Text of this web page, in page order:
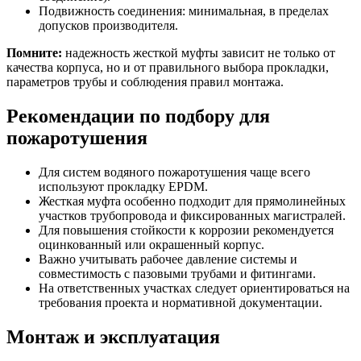
Подвижность соединения: минимальная, в пределах
допусков производителя.
Помните: надежность жесткой муфты зависит не только от
качества корпуса, но и от правильного выбора прокладки,
параметров трубы и соблюдения правил монтажа.
Рекомендации по подбору для
пожаротушения
Для систем водяного пожаротушения чаще всего
используют прокладку EPDM.
Жесткая муфта особенно подходит для прямолинейных
участков трубопровода и фиксированных магистралей.
Для повышения стойкости к коррозии рекомендуется
оцинкованный или окрашенный корпус.
Важно учитывать рабочее давление системы и
совместимость с пазовыми трубами и фитингами.
На ответственных участках следует ориентироваться на
требования проекта и нормативной документации.
Монтаж и эксплуатация